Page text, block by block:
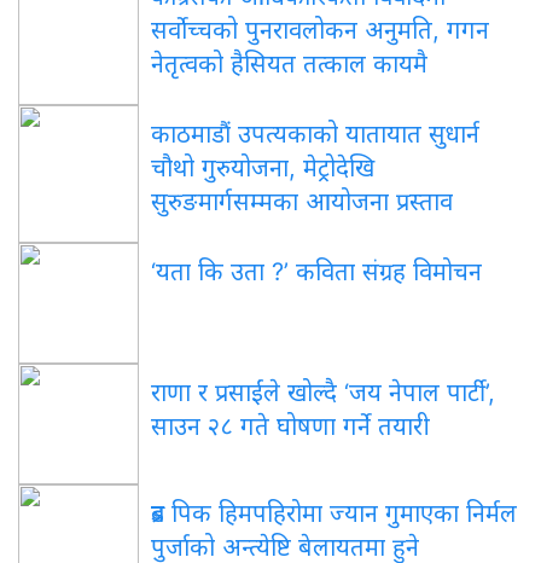
सर्वोच्चको पुनरावलोकन अनुमति, गगन
नेतृत्वको हैसियत तत्काल कायमै
काठमाडौं उपत्यकाको यातायात सुधार्न
चौथो गुरुयोजना, मेट्रोदेखि
सुरुङमार्गसम्मका आयोजना प्रस्ताव
‘यता कि उता ?’ कविता संग्रह विमोचन
राणा र प्रसाईंले खोल्दै ‘जय नेपाल पार्टी’,
साउन २८ गते घोषणा गर्ने तयारी
ब्रड पिक हिमपहिरोमा ज्यान गुमाएका निर्मल
पुर्जाको अन्त्येष्टि बेलायतमा हुने